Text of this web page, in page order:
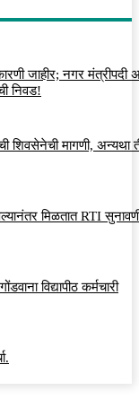
जाहीर; नगर मंत्रीपदी
निवड!
शिवसेनेची मागणी, अन्यथा
मिळतात RTI
विद्यापीठ कर्मचारी